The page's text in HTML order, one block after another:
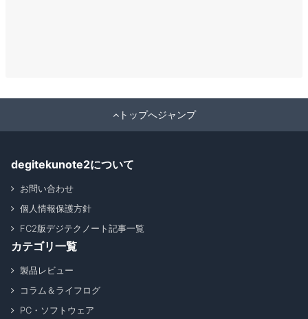
トップへジャンプ
degitekunote2について
お問い合わせ
個人情報保護方針
FC2版デジテクノート記事一覧
カテゴリ一覧
製品レビュー
コラム＆ライフログ
PC・ソフトウェア